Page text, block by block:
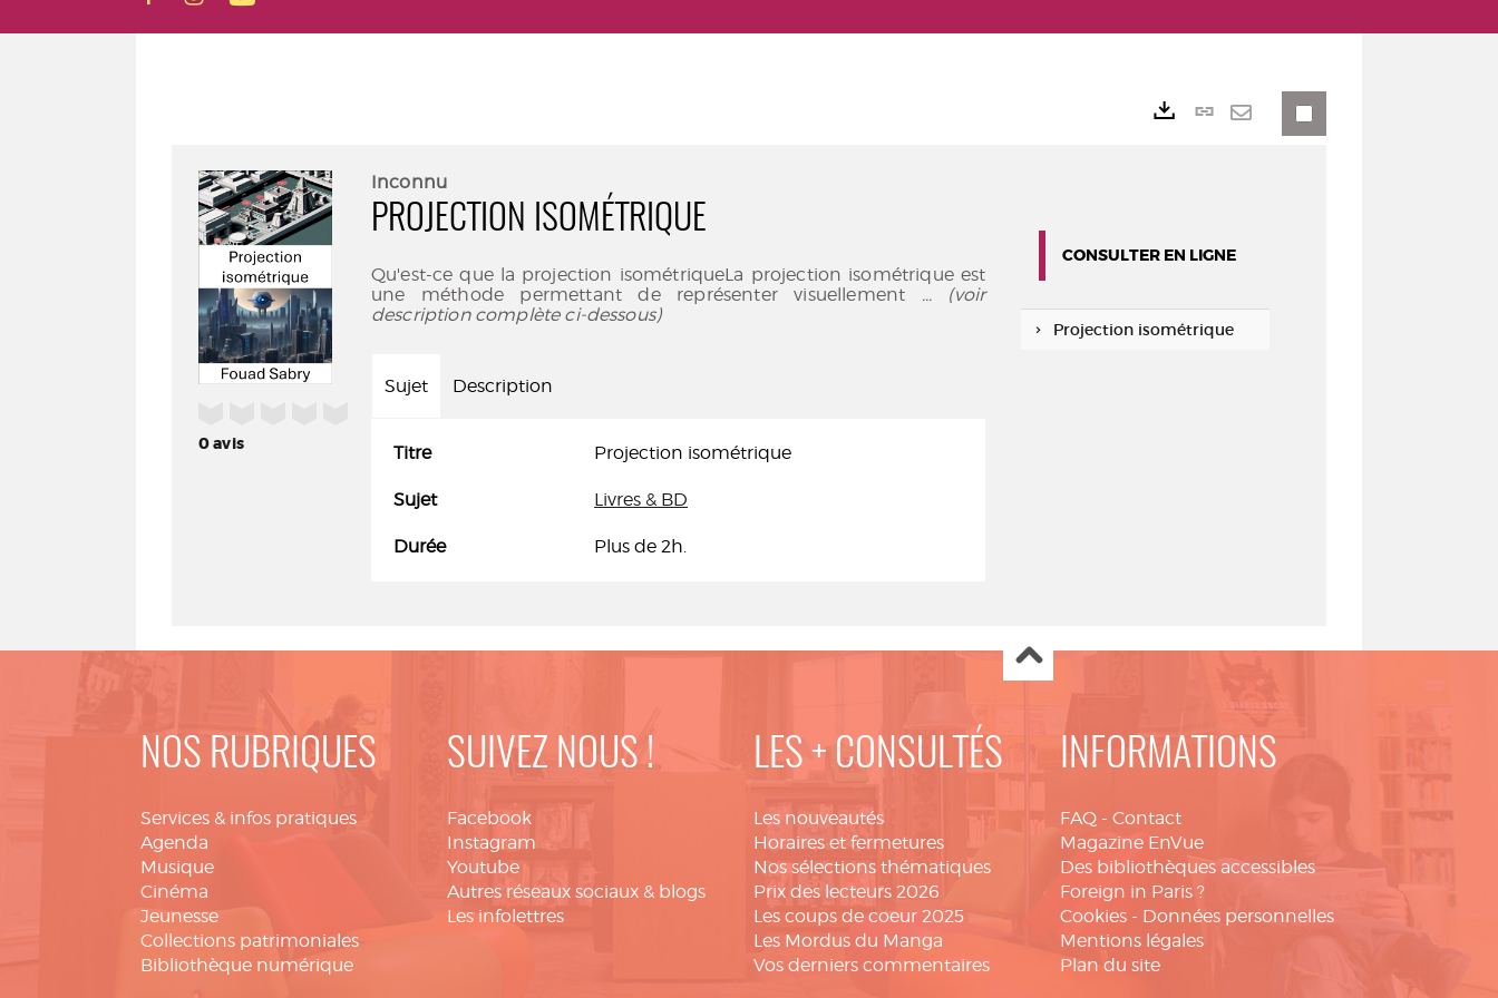
0avis
Inconnu
PROJECTION ISOMÉTRIQUE
Qu'est-ce que la projection isométriqueLa projection isométrique est
une méthode permettant de représenter visuellement ... (voir
description complète ci-dessous)
Sujet Description
Titre Projection isométrique
Sujet Livres & BD
Durée Plus de 2h.
Lien
CONSULTER EN LIGNE
Projection isométrique
NOS RUBRIQUES
Services & infos pratiques
Agenda
Musique
Cinéma
Jeunesse
Collections patrimoniales
Bibliothèque numérique
SUIVEZ NOUS !
Facebook
Instagram
Youtube
Autres réseaux sociaux & blogs
Les infolettres
LES + CONSULTÉS
Les nouveautés
Horaires et fermetures
Nos sélections thématiques
Prix des lecteurs 2026
Les coups de coeur 2025
Les Mordus du Manga
Vos derniers commentaires
INFORMATIONS
FAQ - Contact
Magazine EnVue
Des bibliothèques accessibles
Foreign in Paris ?
Cookies - Données personnelles
Mentions légales
Plan du site